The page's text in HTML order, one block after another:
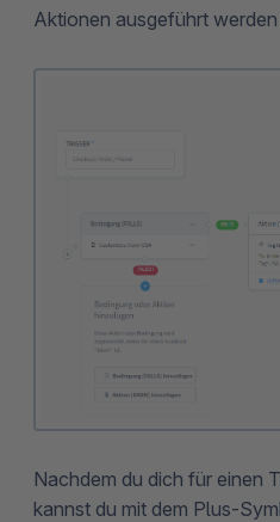
Aktionen ausgeführt
Nachdem du dich für einen
kannst du mit dem Plus-